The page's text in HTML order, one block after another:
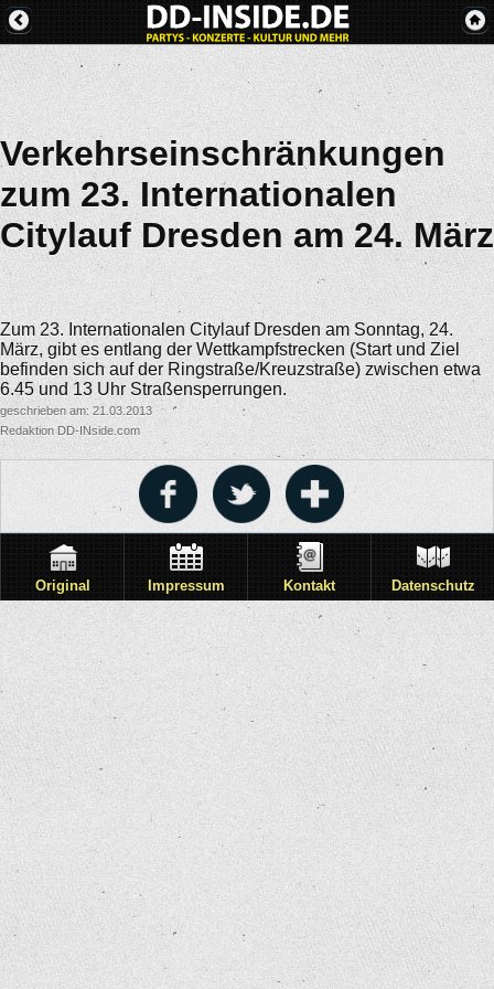
Verkehrseinschränkungen
zum 23. Internationalen
Citylauf Dresden am 24. März
Zum 23. Internationalen Citylauf Dresden am Sonntag, 24.
März, gibt es entlang der Wettkampfstrecken (Start und Ziel
befinden sich auf der Ringstraße/Kreuzstraße) zwischen etwa
6.45 und 13 Uhr Straßensperrungen.
geschrieben am: 21.03.2013
Redaktion DD-INside.com
Original Impressum Kontakt Datenschutz